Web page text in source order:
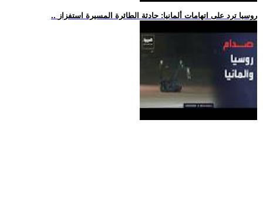
.. روسيا ترد على اتهامات ألمانيا: حادثة الطائرة المسيرة استفزاز